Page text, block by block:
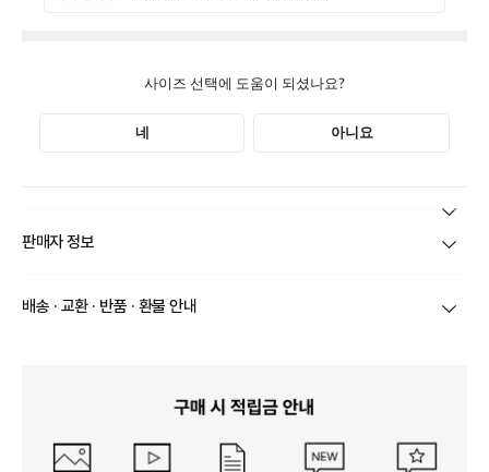
것으로 해당 정보에 대한 책임은 판매자에게 있습니다.
판매자 정보
상호/대표자 (주)바바패션_틸버리 / 문장우
배송 · 교환 · 반품 · 환불 안내
배송
빠른 배송을 위해 준비되는 상품부터부분 발송
당사 계약택배는 CJ대한통운이며, 배송비는 5만원 이상 구매 시 배
송비는 무료이나, 도서 산간은 추가 배송비/도선료가 발생합니다.